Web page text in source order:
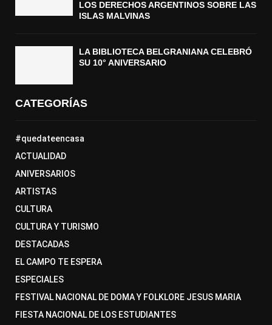
LOS DERECHOS ARGENTINOS SOBRE LAS
ISLAS MALVINAS
LA BIBLIOTECA BELGRANIANA CELEBRÓ
SU 10° ANIVERSARIO
CATEGORÍAS
#quedateencasa
ACTUALIDAD
ANIVERSARIOS
ARTISTAS
CULTURA
CULTURA Y TURISMO
DESTACADAS
EL CAMPO TE ESPERA
ESPECIALES
FESTIVAL NACIONAL DE DOMA Y FOLKLORE JESUS MARIA
FIESTA NACIONAL DE LOS ESTUDIANTES